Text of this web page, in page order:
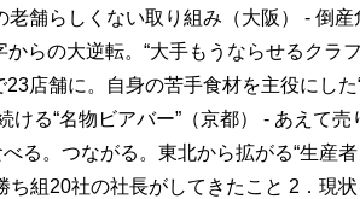
舗らしくない取り組み（大阪） - 倒
らの大逆転。“大手もうならせるクラ
店舗に。自身の苦手食材を主役にした
る“名物ビアバー”（京都） - あえて
る。つながる。東北から拡がる“生産
組20社の社長がしてきたこと 2．現